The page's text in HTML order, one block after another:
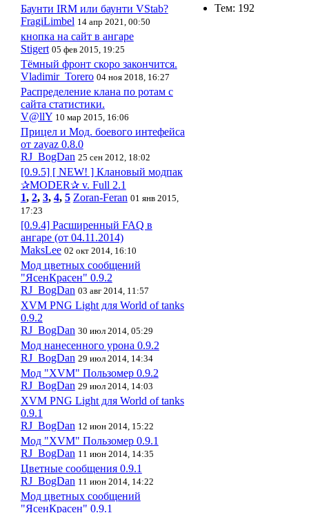
Тем: 192
Баунти IRM или баунти VStab?
FragiLimbel 14 апр 2021, 00:50
кнопка на сайт в ангаре
Stigert 05 фев 2015, 19:25
Тёмный фронт скоро закончится.
Vladimir_Torero 04 ноя 2018, 16:27
Распределение клана по ротам с
сайта статистики.
V@llY 10 мар 2015, 16:06
Прицел и Мод. боевого интефейса
от zayaz 0.8.0
RJ_BogDan 25 сен 2012, 18:02
[0.9.5] [ NEW! ] Клановый модпак
✰MODER✰ v. Full 2.1
1, 2, 3, 4, 5 Zoran-Feran 01 янв 2015,
17:23
[0.9.4] Расширенный FAQ в
ангаре (от 04.11.2014)
MaksLee 02 окт 2014, 16:10
Мод цветных сообщений
"ЯсенКрасен" 0.9.2
RJ_BogDan 03 авг 2014, 11:57
XVM PNG Light для World of tanks
0.9.2
RJ_BogDan 30 июл 2014, 05:29
Мод нанесенного урона 0.9.2
RJ_BogDan 29 июл 2014, 14:34
Мод "XVM" Пользомер 0.9.2
RJ_BogDan 29 июл 2014, 14:03
XVM PNG Light для World of tanks
0.9.1
RJ_BogDan 12 июн 2014, 15:22
Мод "XVM" Пользомер 0.9.1
RJ_BogDan 11 июн 2014, 14:35
Цветные сообщения 0.9.1
RJ_BogDan 11 июн 2014, 14:22
Мод цветных сообщений
"ЯсенКрасен" 0.9.1